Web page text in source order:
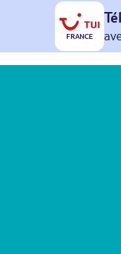
FRANCE
Et